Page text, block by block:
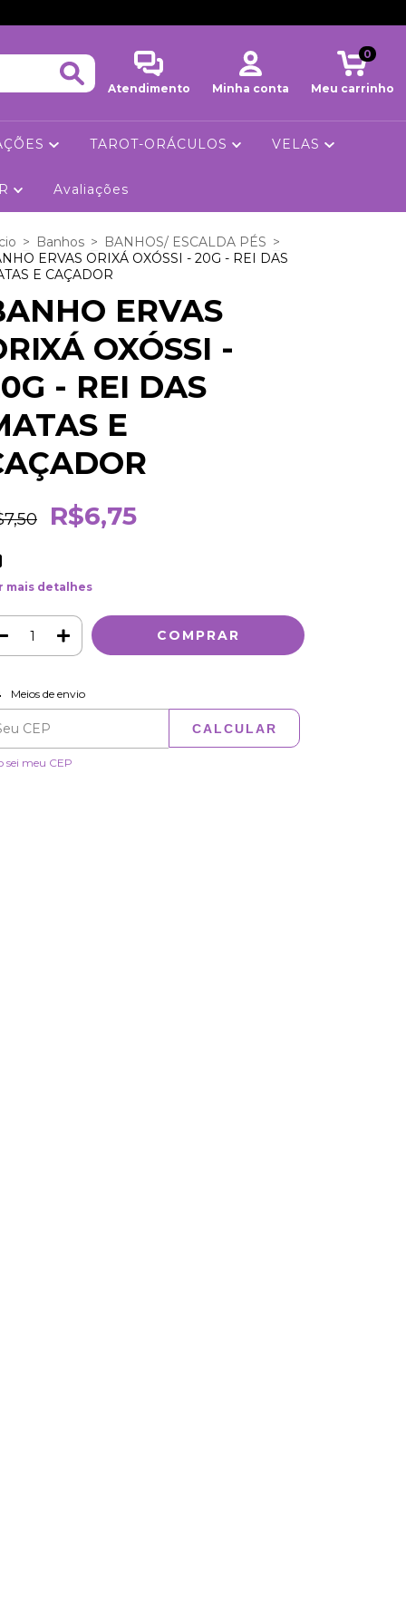
Atendimento Minha conta Meu carrinho
0
TAROT-ORÁCULOS VELAS
Avaliações
> Banhos > BANHOS/ ESCALDA PÉS >
ERVAS ORIXÁ OXÓSSI - 20G - REI DAS
E CAÇADOR
ERVAS
OXÓSSI -
- REI DAS
E
R$6,75
mais detalhes
para o CEP:
Meios de envio
CALCULAR
sei meu CEP